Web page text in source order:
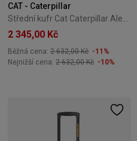
CAT - Caterpillar
2 345,00 Kč
Běžná cena: 2 632,00 Kč -11%
Nejnižší cena: 2 632,00 Kč -10%